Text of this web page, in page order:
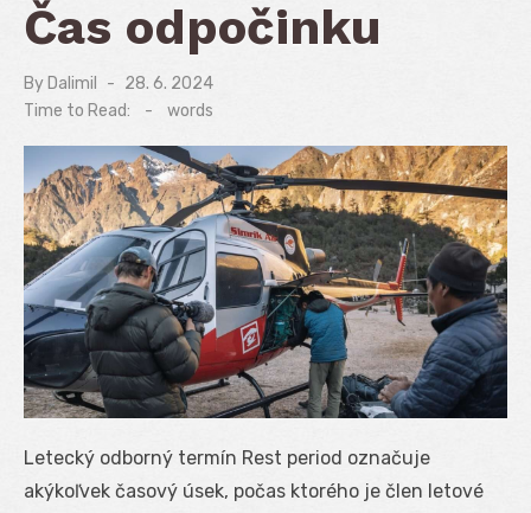
Čas odpočinku
By Dalimil
Posted
on
28. 6. 2024
Time to Read:
- words
Letecký odborný termín Rest period označuje
akýkoľvek časový úsek, počas ktorého je člen letové